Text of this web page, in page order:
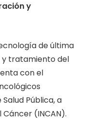
y
de última
y tratamiento del
con el
Pública, a
(INCAN).